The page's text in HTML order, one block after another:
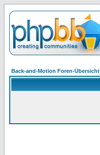
Back-and-Motion Foren-Übersicht